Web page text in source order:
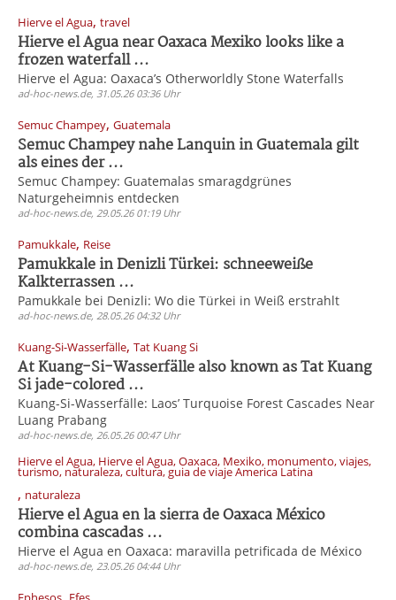
Hierve el Agua, travel
Hierve el Agua near Oaxaca Mexiko looks like a
frozen waterfall ...
Hierve el Agua: Oaxaca’s Otherworldly Stone Waterfalls
ad-hoc-news.de, 31.05.26 03:36 Uhr
Semuc Champey, Guatemala
Semuc Champey nahe Lanquin in Guatemala gilt
als eines der ...
Semuc Champey: Guatemalas smaragdgrünes
Naturgeheimnis entdecken
ad-hoc-news.de, 29.05.26 01:19 Uhr
Pamukkale, Reise
Pamukkale in Denizli Türkei: schneeweiße
Kalkterrassen ...
Pamukkale bei Denizli: Wo die Türkei in Weiß erstrahlt
ad-hoc-news.de, 28.05.26 04:32 Uhr
Kuang-Si-Wasserfälle, Tat Kuang Si
At Kuang-Si-Wasserfälle also known as Tat Kuang
Si jade-colored ...
Kuang-Si-Wasserfälle: Laos’ Turquoise Forest Cascades Near
Luang Prabang
ad-hoc-news.de, 26.05.26 00:47 Uhr
Hierve el Agua, Hierve el Agua, Oaxaca, Mexiko, monumento, viajes,
turismo, naturaleza, cultura, guia de viaje America Latina
, naturaleza
Hierve el Agua en la sierra de Oaxaca México
combina cascadas ...
Hierve el Agua en Oaxaca: maravilla petrificada de México
ad-hoc-news.de, 23.05.26 04:44 Uhr